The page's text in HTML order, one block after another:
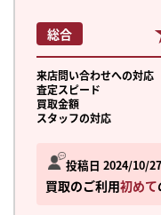
投稿日 2024/10/27
買取のご利用初めて
総合
来店問い合わせへの対応
査定スピード
買取金額
スタッフの対応